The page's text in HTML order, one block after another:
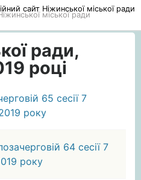
міської ради
прийняті у 2019 році
ради,
році
65 сесії 7
року
64 сесії 7
року